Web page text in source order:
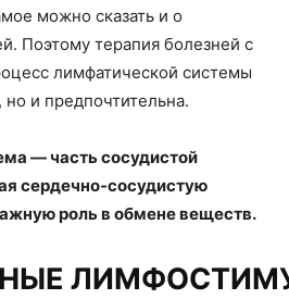
можно сказать и о
Поэтому терапия болезней с
лимфатической системы
и предпочтительна.
— часть сосудистой
сердечно-сосудистую
роль в обмене веществ.